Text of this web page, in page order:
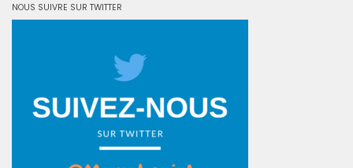
NOUS SUIVRE SUR TWITTER